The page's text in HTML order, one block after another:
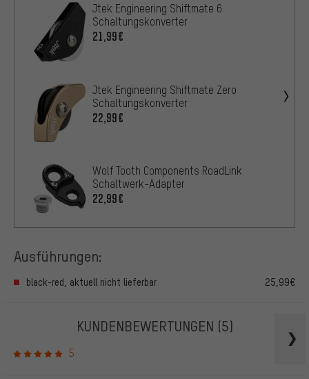
Jtek Engineering Shiftmate 6
Schaltungskonverter
21,99€
Jtek Engineering Shiftmate Zero
Schaltungskonverter
22,99€
Wolf Tooth Components RoadLink
Schaltwerk-Adapter
22,99€
Ausführungen:
black-red, aktuell nicht lieferbar 25,99€
KUNDENBEWERTUNGEN (5)
5